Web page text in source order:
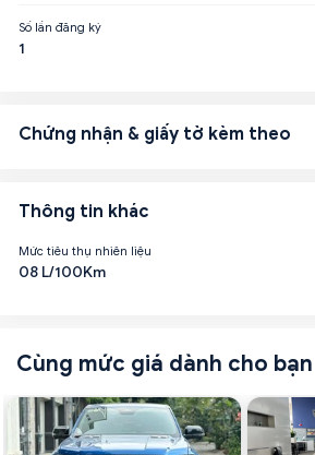
Số lần đăng ký
1
Chứng nhận & giấy tờ kèm theo
Thông tin khác
Mức tiêu thụ nhiên liệu
08 L/100Km
Cùng mức giá dành cho bạn